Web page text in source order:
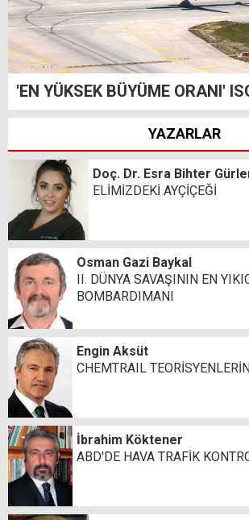
'EN YÜKSEK BÜYÜME ORANI'
YAZARLAR
Doç. Dr. Esra Bihter
ELİMİZDEKİ AYÇİÇEĞİ
Osman Gazi Baykal
II. DÜNYA SAVAŞININ EN
BOMBARDIMANI
Engin Aksüt
CHEMTRAIL
İbrahim Köktener
ABD'DE HAVA TRAFİK